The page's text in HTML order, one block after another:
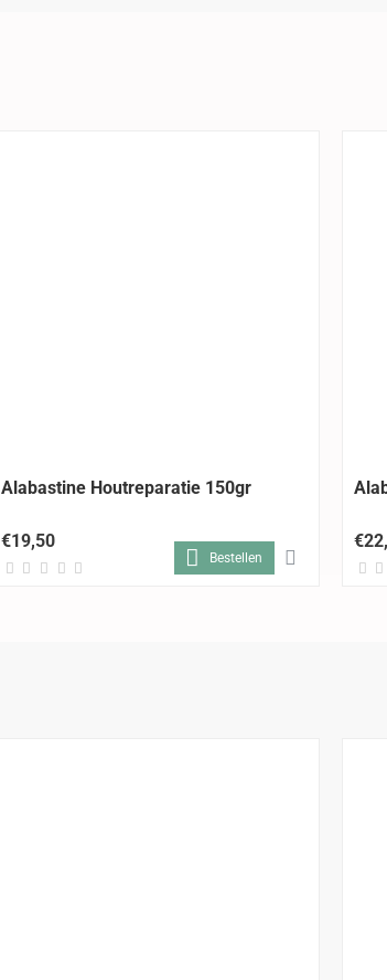
Alabastine Houtreparatie 150gr
€19,50
Bestellen